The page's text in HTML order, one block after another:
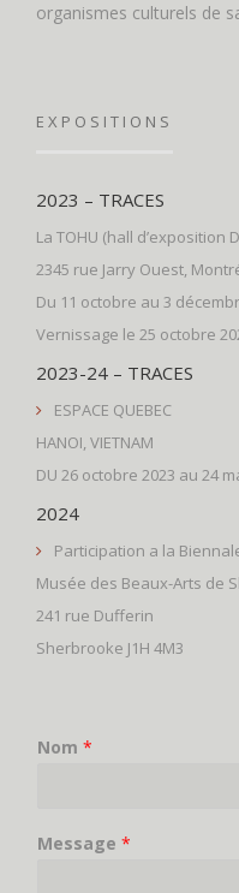
organismes culturels de
EXPOSITIONS
2023 – TRACES
La TOHU (hall d’exposition
2345 rue Jarry Ouest,
Du 11 octobre au 3
Vernissage le 25 octobre
2023-24 – TRACES
ESPACE QUEBEC
HANOI, VIETNAM
DU 26 octobre 2023 au 24
2024
Participation a la
Musée des Beaux-Arts de
241 rue Dufferin
Sherbrooke J1H 4M3
Nom *
Message *